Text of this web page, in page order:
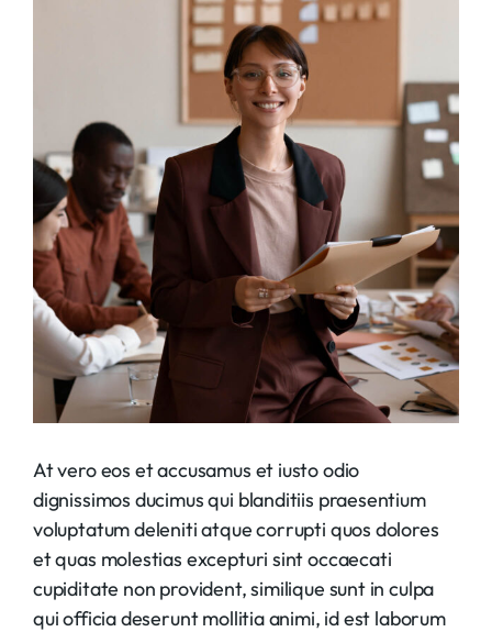
At vero eos et accusamus et iusto odio
dignissimos ducimus qui blanditiis praesentium
voluptatum deleniti atque corrupti quos dolores
et quas molestias excepturi sint occaecati
cupiditate non provident, similique sunt in culpa
qui officia deserunt mollitia animi, id est laborum